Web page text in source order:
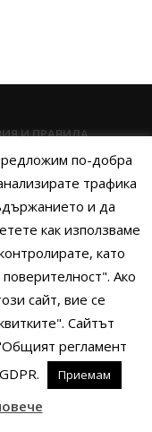
И ПРАВИЛА
ЗА ПОВЕРИТЕЛНОСТ
ЗАПИТВАНЕ
byWe Work With
по-добра
трафика
и да
как използваме
като
Ако
сайт, вие се
Сайтът
регламент
Приемам